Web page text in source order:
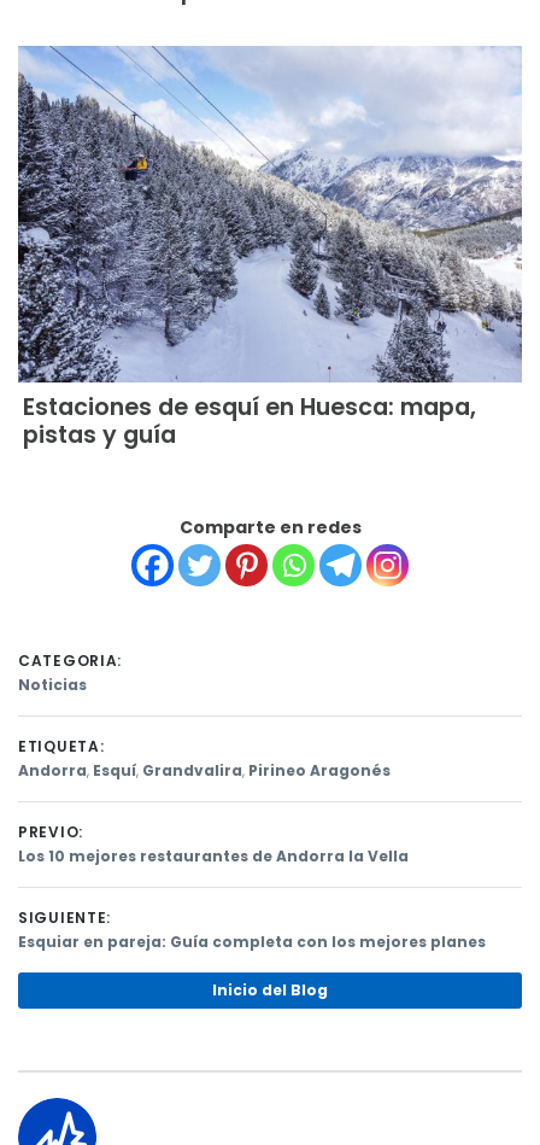
Estaciones de esquí en Huesca: mapa,
pistas y guía
Comparte en redes
CATEGORIA:
Noticias
ETIQUETA:
Andorra, Esquí, Grandvalira, Pirineo Aragonés
Navegación
de
entradas
PREVIO:
Previous
Los 10 mejores restaurantes de Andorra la Vella
SIGUIENTE:
Next
Esquiar en pareja: Guía completa con los mejores planes
Inicio del Blog